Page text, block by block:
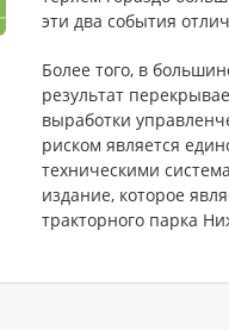
эти два события
Более того, в
результат
выработки
риском является
техническими
издание, которое
тракторного парка